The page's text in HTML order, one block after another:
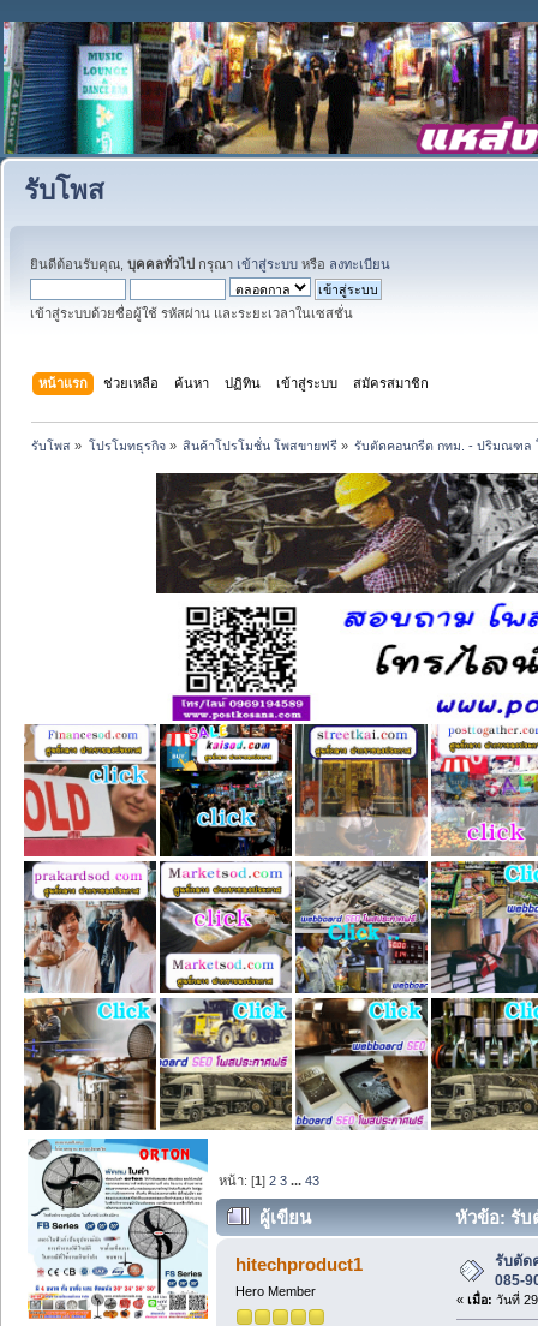
รับโพส
ยินดีต้อนรับคุณ, บุคคลทั่วไป กรุณา เข้าสู่ระบบ หรือ ลงทะเบียน
เข้าสู่ระบบด้วยชื่อผู้ใช้ รหัสผ่าน และระยะเวลาในเซสชั่น
หน้าแรก ช่วยเหลือ ค้นหา ปฏิทิน เข้าสู่ระบบ สมัครสมาชิก
รับโพส » โปรโมทธุรกิจ» สินค้าโปรโมชั่น โพสขายฟรี» รับตัดคอนกรีต กทม. - ปริมณฑล
หน้า: [1]2 3 ...43
ผู้เขียน หัวข้อ: รับ
hitechproduct1
Hero Member
รับตัด
085-
« เมื่อ: วันที่